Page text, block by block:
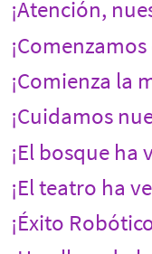
¡Atención,
¡Comienza la
¡Cuidamos
¡El bosque ha
¡El teatro ha
¡Éxito